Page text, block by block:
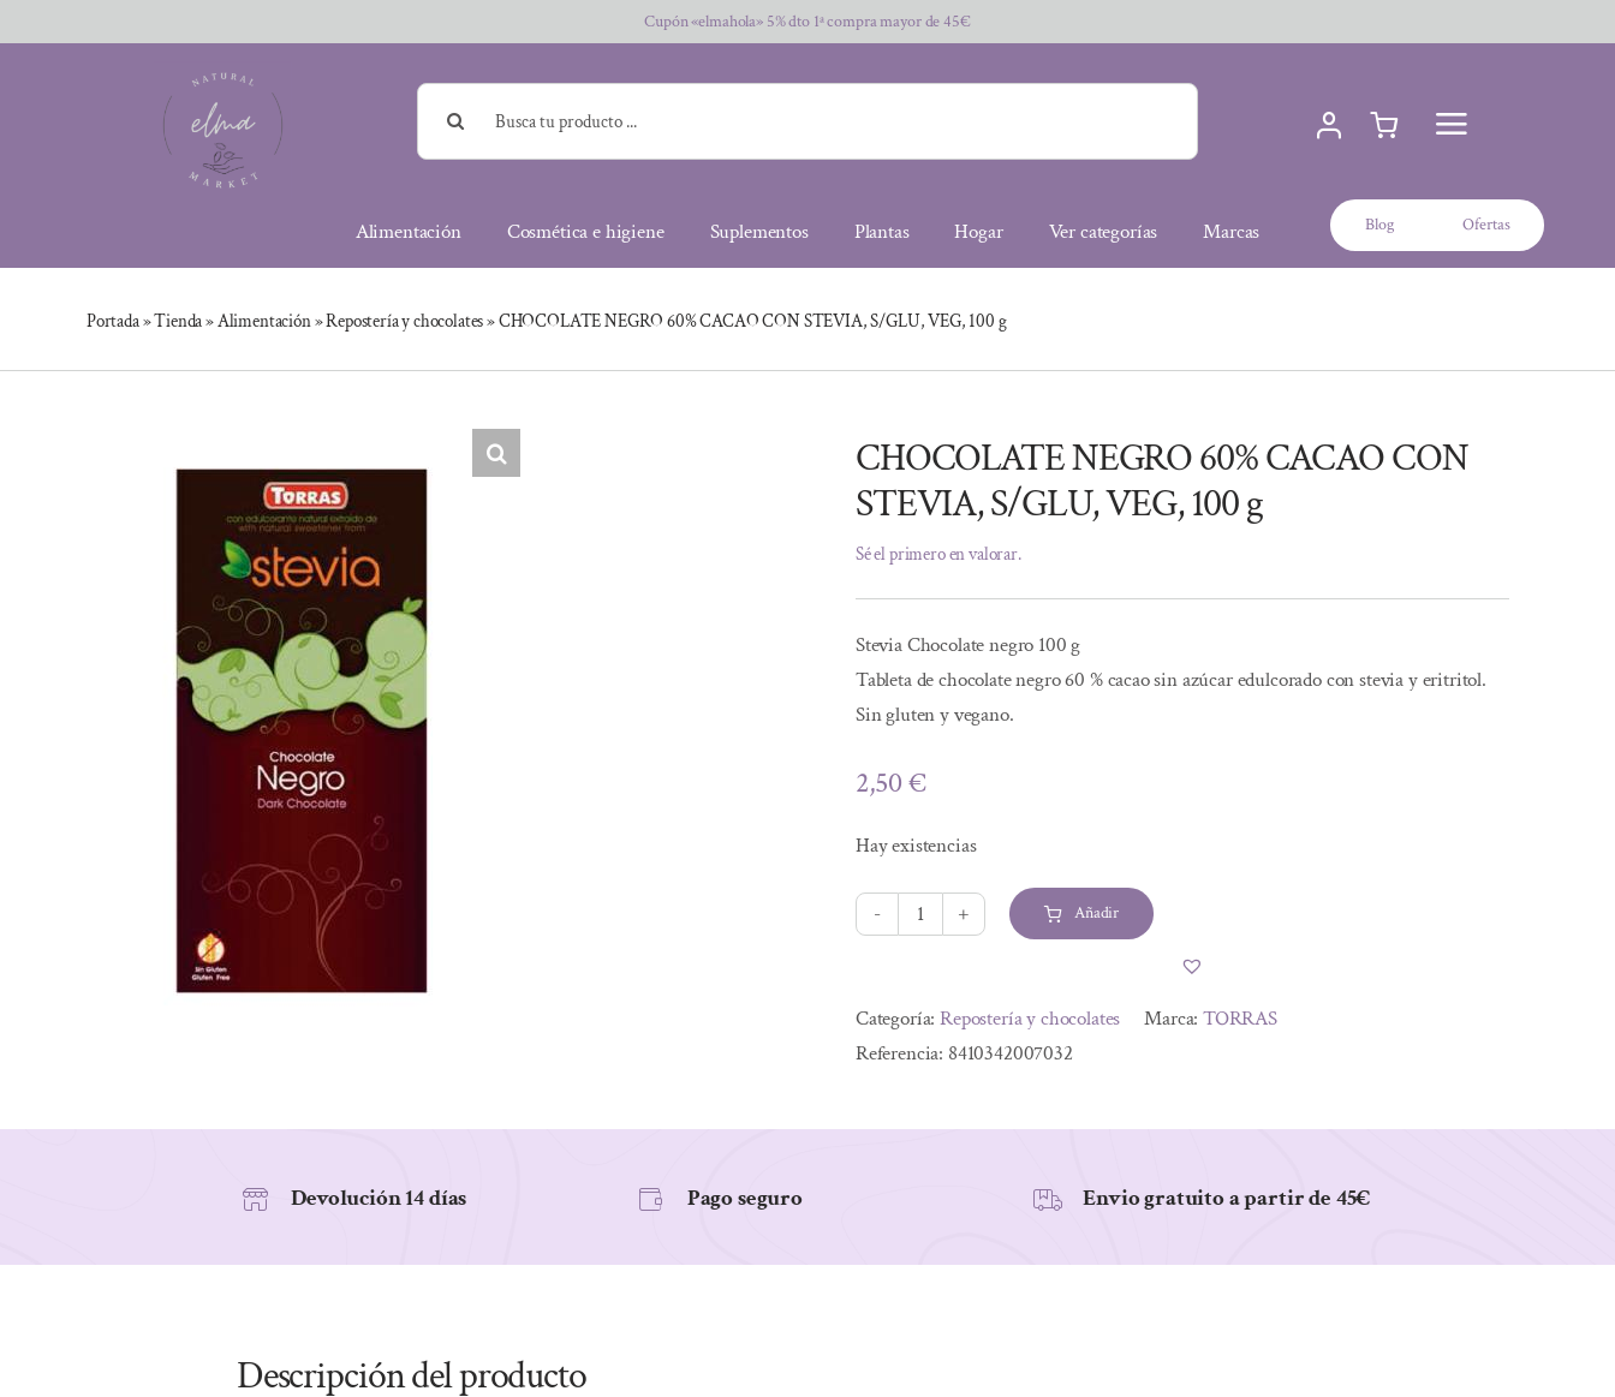
al
Cupón «elmahola» 5% dto 1ª compra mayor de 45€
Buscar:
Alimentación Cosmética e higiene Suplementos Plantas Hogar Ver categorías Marcas Blog Ofertas
Portada»Tienda»Alimentación»Repostería y chocolates»CHOCOLATE NEGRO 60% CACAO CON STEVIA, S/GLU, VEG, 100 g
CHOCOLATE NEGRO 60% CACAO CON
STEVIA, S/GLU, VEG, 100 g
Sé el primero en valorar.
Stevia Chocolate negro 100 g
Tableta de chocolate negro 60 % cacao sin azúcar edulcorado con stevia y eritritol.
Sin gluten y vegano.
2,50€
Hay existencias
CHOCOLATE
CACAO
CON
S/GLU,
Añadir
Categoría:Repostería y chocolates Marca: TORRAS
Referencia: 8410342007032
Devolución 14 días Pago seguro Envio gratuito a partir de 45€
Descripción del producto